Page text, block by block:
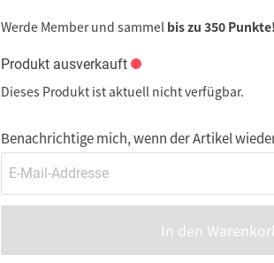
Werde Member und sammel bis zu 350 Punkte!
Produkt ausverkauft
Dieses Produkt ist aktuell nicht verfügbar.
Benachrichtige mich, wenn der Artikel
In den